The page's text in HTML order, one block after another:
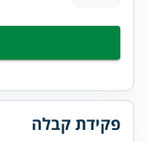
פקידת קבלה